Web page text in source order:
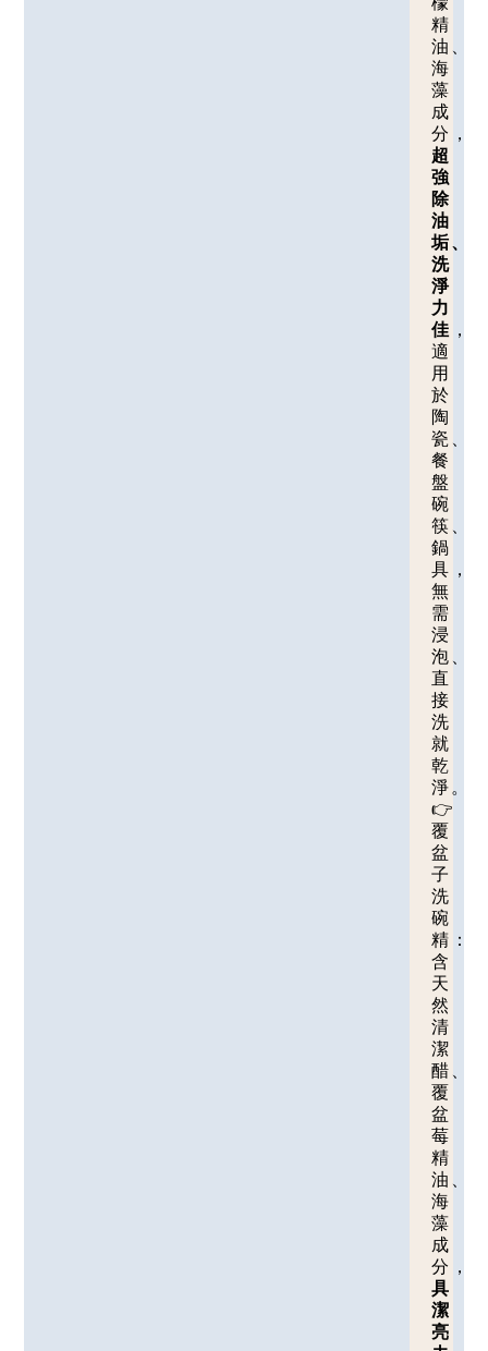
精
油、
海
藻
成
分，
超
強
除
油
垢、
洗
淨
力
佳 ，
適
用
於
陶
瓷、
餐
盤
碗
筷、
鍋
具，
無
需
浸
泡、
直
接
洗
就
乾
淨。
👉
覆
盆
子
洗
碗
精：
含
天
然
清
潔
醋、
覆
盆
莓
精
油、
海
藻
成
分，
具
潔
亮